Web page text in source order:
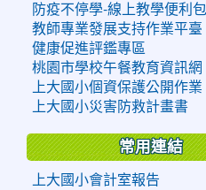
防疫不停學-線上教學便利包
教師專業發展支持作業平臺
健康促進評鑑專區
桃園市學校午餐教育資訊網
上大國小個資保護公開作業
上大國小災害防救計畫書
常用連結
上大國小會計室報告